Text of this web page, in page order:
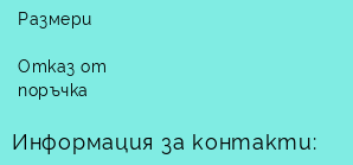
Размери
Отказ от
поръчка
Информация за контакти: